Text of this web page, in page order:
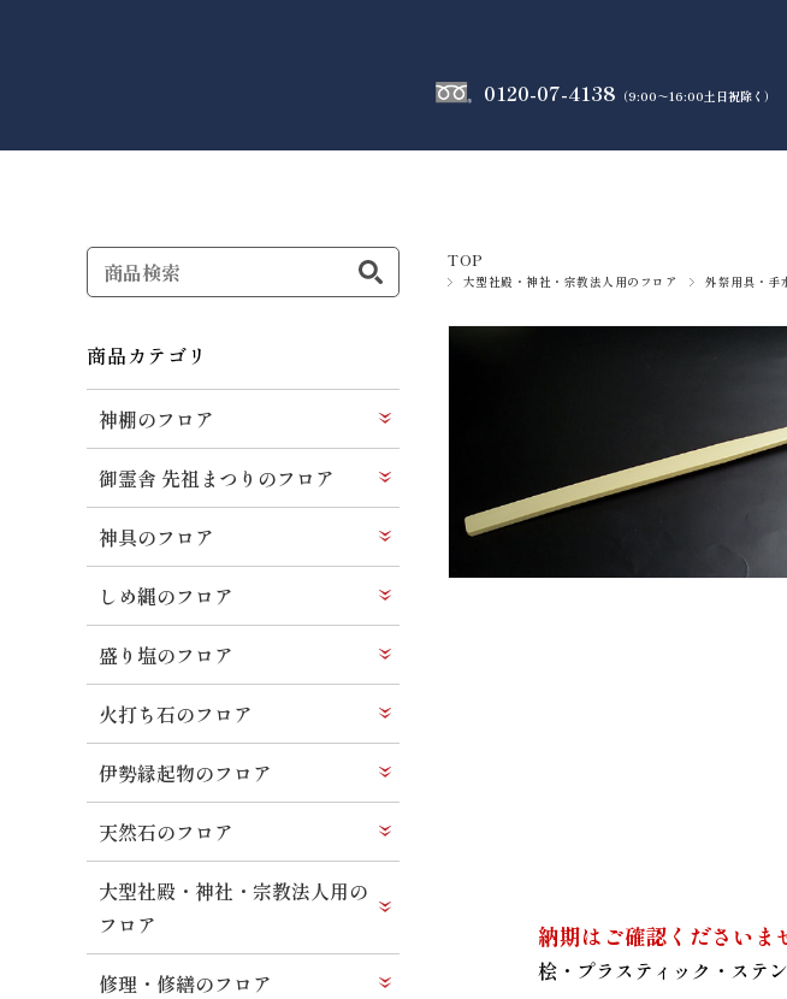
0120-07-4138 （9:00～16:00土日祝除く）
TOP
大型社殿・神社・宗教法人用のフロア 外祭用具・手
納期はご確認くださいま
桧・プラスティック・ステ
商品カテゴリ
神棚のフロア
御霊舎 先祖まつりのフロア
神具のフロア
しめ縄のフロア
盛り塩のフロア
火打ち石のフロア
伊勢縁起物のフロア
天然石のフロア
大型社殿・神社・宗教法人用の
フロア
修理・修繕のフロア